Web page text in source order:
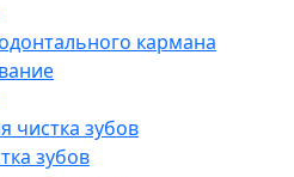
кармана
чистка зубов
зубов